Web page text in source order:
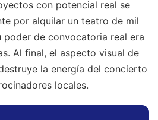
con potencial real se
por alquilar un teatro de mil
poder de convocatoria real era
Al final, el aspecto visual de
la energía del concierto
locales.